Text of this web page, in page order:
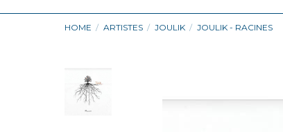
HOME ARTISTES JOULIK JOULIK - RACINES